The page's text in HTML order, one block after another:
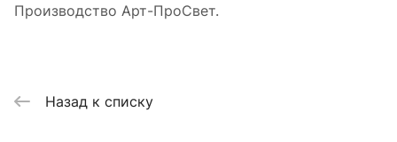
Производство Арт-ПроСвет.
Назад к списку